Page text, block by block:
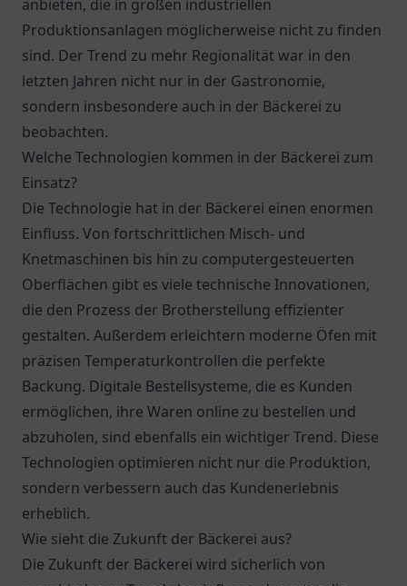
anbieten, die in großen industriellen
Produktionsanlagen möglicherweise nicht zu finden
sind. Der Trend zu mehr Regionalität war in den
letzten Jahren nicht nur in der Gastronomie,
sondern insbesondere auch in der Bäckerei zu
beobachten.
Welche Technologien kommen in der Bäckerei zum
Einsatz?
Die Technologie hat in der Bäckerei einen enormen
Einfluss. Von fortschrittlichen Misch- und
Knetmaschinen bis hin zu computergesteuerten
Oberflächen gibt es viele technische Innovationen,
die den Prozess der Brotherstellung effizienter
gestalten. Außerdem erleichtern moderne Öfen mit
präzisen Temperaturkontrollen die perfekte
Backung. Digitale Bestellsysteme, die es Kunden
ermöglichen, ihre Waren online zu bestellen und
abzuholen, sind ebenfalls ein wichtiger Trend. Diese
Technologien optimieren nicht nur die Produktion,
sondern verbessern auch das Kundenerlebnis
erheblich.
Wie sieht die Zukunft der Bäckerei aus?
Die Zukunft der Bäckerei wird sicherlich von